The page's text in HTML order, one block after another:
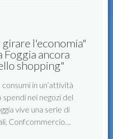
l'economia"
ancora
shopping"
in un’attività
nei negozi del
vive una serie di
Confcommercio…